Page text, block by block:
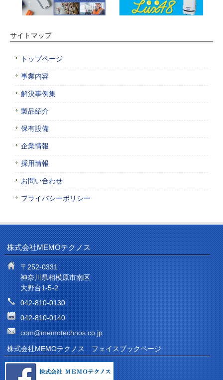
サイトマップ
トップページ
事業内容
解決事例集
製品紹介
保有設備
企業情報
採用情報
お問い合わせ
プライバシーポリシー
株式会社MEMOテクノス
〒252-0331
神奈川県相模原市南区
大野台1-5-2
042-810-0130
042-810-0140
com@memotechnos.co.jp
株式会社MEMOテクノス フェイスブックページ